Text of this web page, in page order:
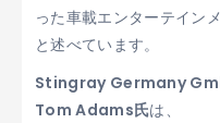
った車載エンターテイン
と述べています。
Stingray Germany
Tom Adams氏は、